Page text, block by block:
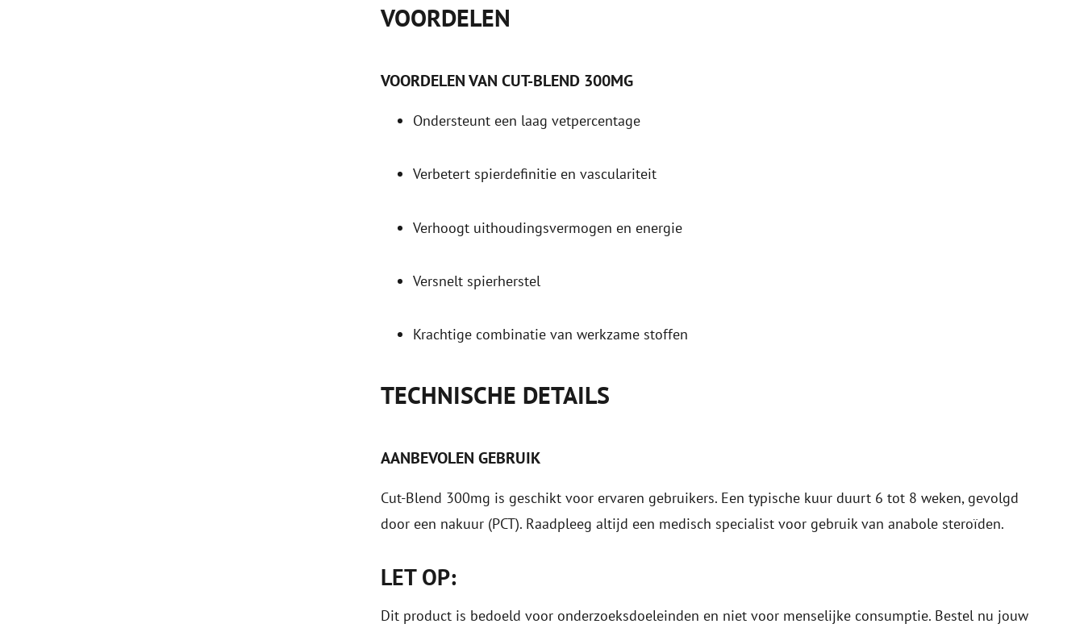
VOORDELEN
VOORDELEN VAN CUT-BLEND 300MG
Ondersteunt een laag vetpercentage
Verbetert spierdefinitie en vasculariteit
Verhoogt uithoudingsvermogen en energie
Versnelt spierherstel
Krachtige combinatie van werkzame stoffen
TECHNISCHE DETAILS
AANBEVOLEN GEBRUIK
Cut-Blend 300mg is geschikt voor ervaren gebruikers. Een typische kuur duurt 6 tot 8 weken, gevolgd
door een nakuur (PCT). Raadpleeg altijd een medisch specialist voor gebruik van anabole steroïden.
LET OP:
Dit product is bedoeld voor onderzoeksdoeleinden en niet voor menselijke consumptie. Bestel nu jouw